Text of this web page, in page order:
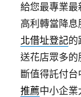
給您最專業
高利轉當降
北借址登記的
送花店眾多的
斷值得託付
推薦中小企